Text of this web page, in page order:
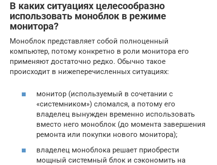
В каких ситуациях целесообразно
использовать моноблок в режиме
монитора?
Моноблок представляет собой полноценный
компьютер, потому конкретно в роли монитора его
применяют достаточно редко. Обычно такое
происходит в нижеперечисленных ситуациях:
монитор (используемый в сочетании с
«системником») сломался, а потому его
владелец вынужден временно использовать
вместо него моноблок (до момента завершения
ремонта или покупки нового монитора);
владелец моноблока решает приобрести
мощный системный блок и сэкономить на